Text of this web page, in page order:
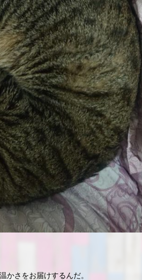
かさをお届けするんだ。